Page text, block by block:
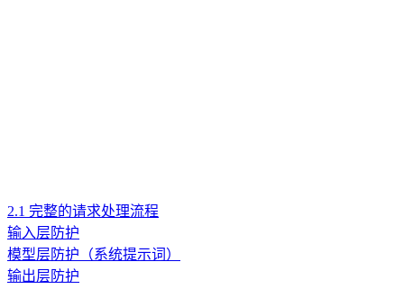
2.1 完整的请求处理流程
输入层防护
模型层防护（系统提示词）
输出层防护